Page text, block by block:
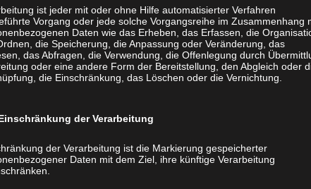
cellophaniert
Fadenheftung,
Preis für 250 Stück: EUR 999,-
Preis für 500 Stück: EUR 1.499,-
Preis für 1.000 Stück: EUR 1.899,-
Hardcover Buch mit 3D Lack –
Umfang: 80+8+4 Seiten
Material: Kern: 130 gr
Vor- und Nachsatz 140g Offset
Druck: Kern: 4/4-fbg., Cover:
ist jeder mit oder ohne Hilfe automatisierter Verfahren
Vorgang oder jede solche Vorgangsreihe im Zusammenhang
Daten wie das Erheben, das Erfassen, die
die Speicherung, die Anpassung oder Veränderung, das
das Abfragen, die Verwendung, die Offenlegung durch
oder eine andere Form der Bereitstellung, den Abgleich oder
die Einschränkung, das Löschen oder die Vernichtung.
der Verarbeitung
der Verarbeitung ist die Markierung gespeicherter
Daten mit dem Ziel, ihre künftige Verarbeitung